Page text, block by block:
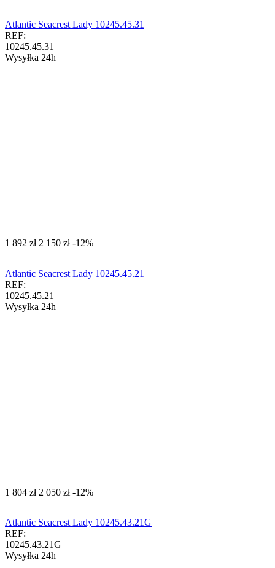
Atlantic Seacrest Lady 10245.45.31
REF:
10245.45.31
Wysyłka 24h
‍1 892‍ zł ‍2 150‍ zł -12%
Atlantic Seacrest Lady 10245.45.21
REF:
10245.45.21
Wysyłka 24h
‍1 804‍ zł ‍2 050‍ zł -12%
Atlantic Seacrest Lady 10245.43.21G
REF:
10245.43.21G
Wysyłka 24h